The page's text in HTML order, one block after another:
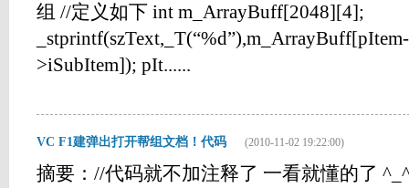
组 //定义如下 int m_ArrayBuff[2048][4];
>iSubItem]); pIt......
VC F1建弹出打开帮组文档！代码 (2010-11-02 19:22:00)
摘要：//代码就不加注释了 一看就懂的了